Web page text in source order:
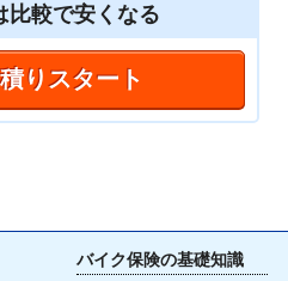
比較で安くなる
りスタート
バイク保険の基礎知識